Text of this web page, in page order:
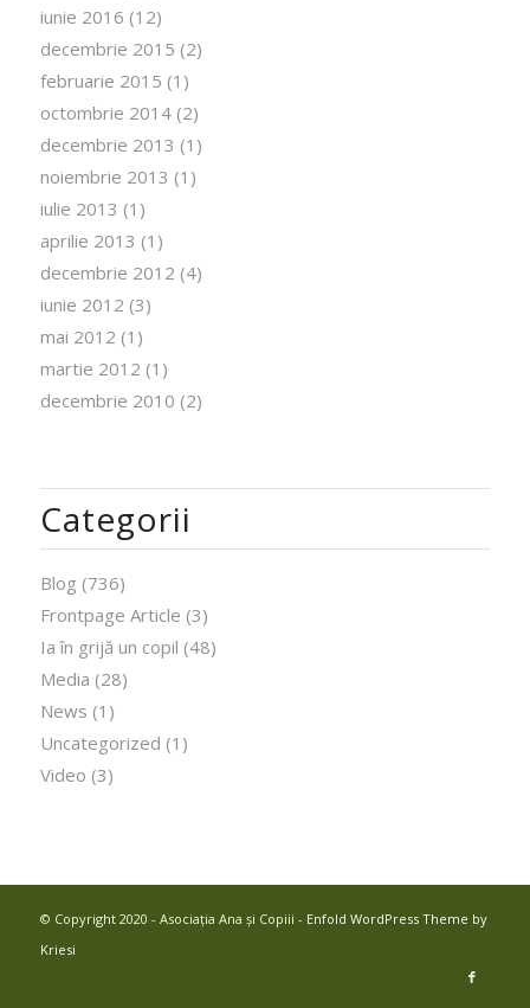
iunie 2016 (12)
decembrie 2015 (2)
februarie 2015 (1)
octombrie 2014(2)
decembrie 2013 (1)
noiembrie 2013 (1)
iulie 2013 (1)
aprilie 2013 (1)
decembrie 2012 (4)
iunie 2012 (3)
mai 2012 (1)
martie 2012 (1)
decembrie 2010 (2)
Categorii
Blog (736)
Frontpage Article (3)
Ia în grijă un copil (48)
Media (28)
News (1)
Uncategorized (1)
Video (3)
© Copyright 2020 - Asociația Ana și Copiii - Enfold WordPress Theme by
Kriesi